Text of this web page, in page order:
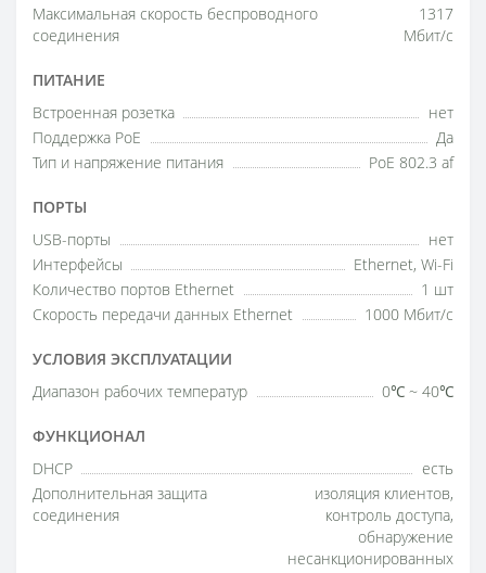
Максимальная скорость беспроводного
соединения
1317
Мбит/с
ПИТАНИЕ
Встроенная розетка
нет
Поддержка РоE
Да
Тип и напряжение питания
PoE 802.3 af
ПОРТЫ
USB-порты
нет
Интерфейсы
Ethernet, Wi-Fi
Количество портов Ethernet
1 шт
Скорость передачи данных Ethernet
1000 Мбит/с
УСЛОВИЯ ЭКСПЛУАТАЦИИ
Диапазон рабочих температур 0℃ ~ 40℃
ФУНКЦИОНАЛ
DHCP
есть
Дополнительная защита
соединения
изоляция клиентов,
контроль доступа,
обнаружение
несанкционированных